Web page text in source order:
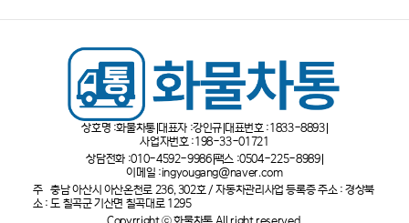
상호명 :화물차통 대표자 :강인규 대표번호 :1833-8893
사업자번호 :198-33-01721
상담전화 :010-4592-9986 팩스 :0504-225-8989
이메일 :ingyougang@naver.com
주
소 :
충남 아산시 아산온천로 236, 302호 / 자동차관리사업 등록증 주소 : 경상북
도 칠곡군 기산면 칠곡대로 1295